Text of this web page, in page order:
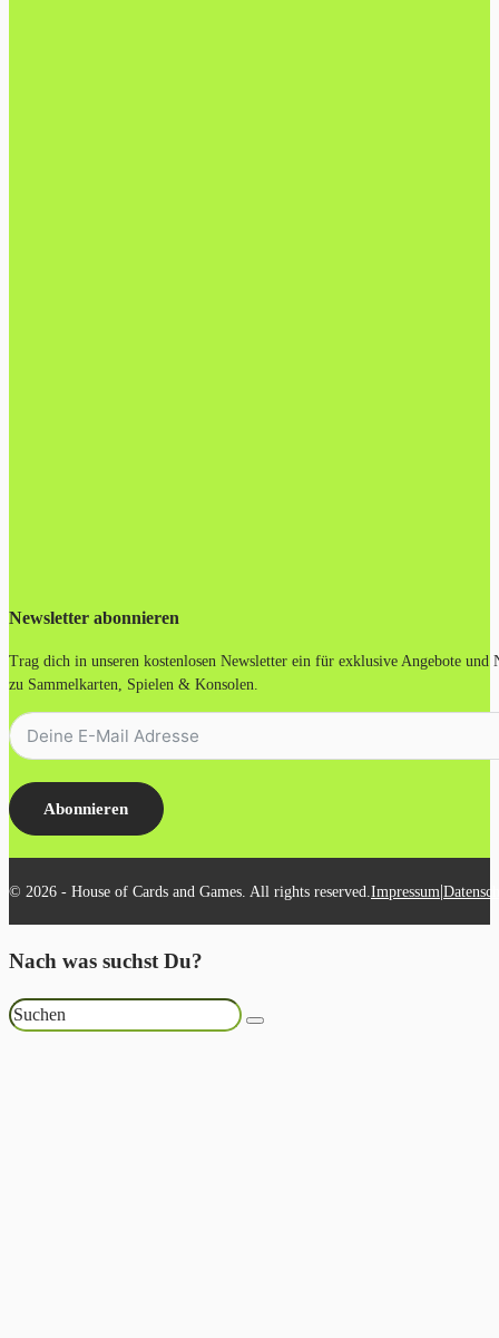
Newsletter abonnieren
Trag dich in unseren kostenlosen Newsletter ein für exklusive Angebote und
zu Sammelkarten, Spielen & Konsolen.
Abonnieren
© 2026 - House of Cards and Games. All rights reserved. Impressum|
Nach was suchst Du?
Suchen